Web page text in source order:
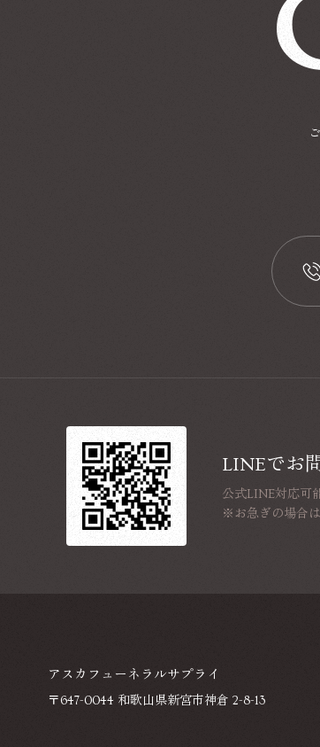
LINEでお
公式LINE対応可
※お急ぎの場合
アスカフューネラルサプライ
〒647-0044 和歌山県新宮市神倉 2-8-13